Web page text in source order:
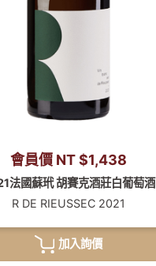
會員價 NT $1,438
法國蘇玳 胡賽克酒莊白葡萄酒
R DE RIEUSSEC 2021
加入詢價